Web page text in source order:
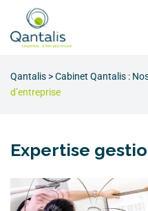
Qantalis >Cabinet Qantalis :
d’entreprise
Expertise